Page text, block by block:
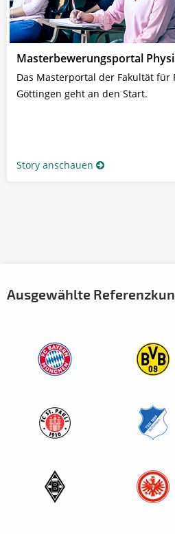
Masterbewerungsportal
Das Masterportal der Fakultät für
Göttingen geht an den Start.
Story anschauen
Ausgewählte